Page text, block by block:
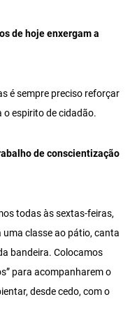
de hoje enxergam a
é sempre preciso reforçar
o espirito de cidadão.
de conscientização
todas às sextas-feiras,
uma classe ao pátio, canta
bandeira. Colocamos
para acompanharem o
desde cedo, com o